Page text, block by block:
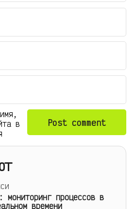
в
процессов в
времени